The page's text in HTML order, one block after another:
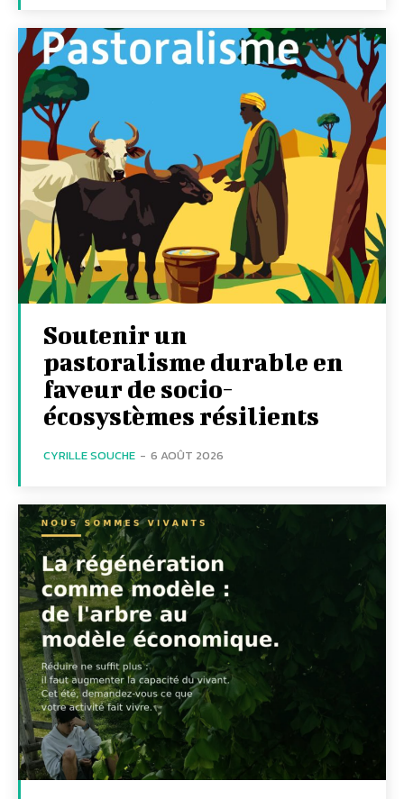
Soutenir un
pastoralisme durable en
faveur de socio-
écosystèmes résilients
CYRILLE SOUCHE - 6 AOÛT 2026